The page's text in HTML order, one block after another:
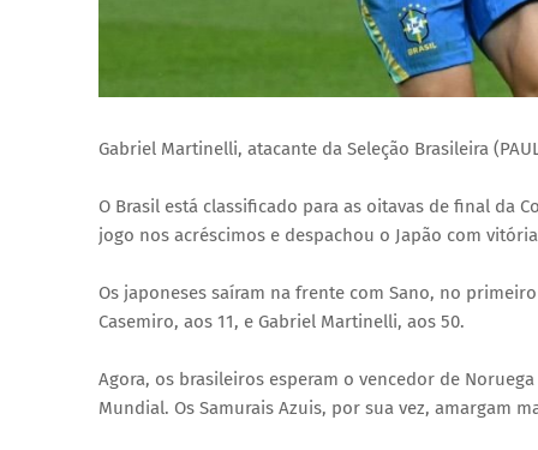
Gabriel Martinelli, atacante da Seleção Brasileira
O Brasil está classificado para as oitavas de final da
jogo nos acréscimos e despachou o Japão com
Os japoneses saíram na frente com Sano, no
Casemiro, aos 11, e Gabriel Martinelli, aos 50.
Agora, os brasileiros esperam o vencedor de
Mundial. Os Samurais Azuis, por sua vez, amargam